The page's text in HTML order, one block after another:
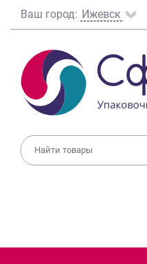
Ваш город: Ижевск